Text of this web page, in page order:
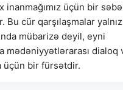
inanmağımız üçün bir
Bu cür qarşılaşmalar
mübarizə deyil, eyni
mədəniyyətlərarası dialoq
üçün bir fürsətdir.